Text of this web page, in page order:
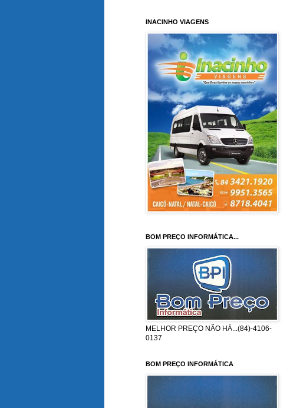
INACINHO VIAGENS
BOM PREÇO INFORMÁTICA...
MELHOR PREÇO NÃO HÁ...(84)-4106-
0137
BOM PREÇO INFORMÁTICA